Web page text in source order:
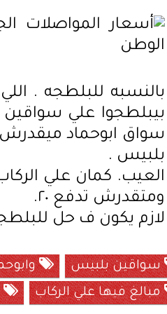
بالنسبه للبلطجه .
سواق ابوحماد
بلبيس .
ومتقدرش تدفع ٢٠.
لازم يكون ف حل
سواقين بلبيس
مبالغ فيها علي الركاب